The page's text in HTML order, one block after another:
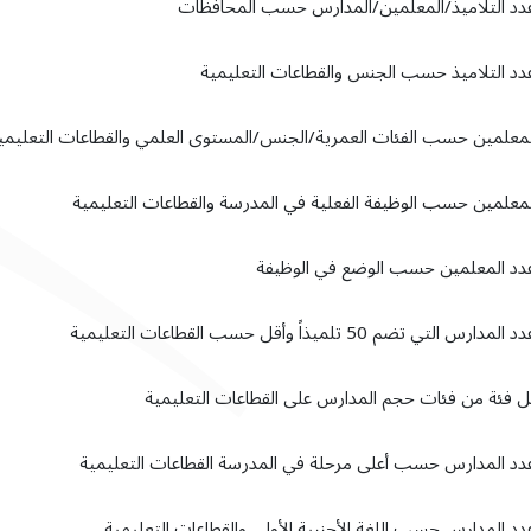
التلاميذ حسب الجنس والقطاعات التعليمية
حسب الفئات العمرية/الجنس/المستوى العلمي والقطاعات
حسب الوظيفة الفعلية في المدرسة والقطاعات التعليمية
المعلمين حسب الوضع في الوظيفة
التي تضم 50 تلميذاً وأقل حسب القطاعات التعليمية
فئة من فئات حجم المدارس على القطاعات التعليمية
المدارس حسب أعلى مرحلة في المدرسة القطاعات التعليمية